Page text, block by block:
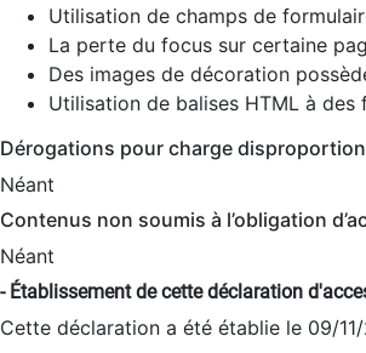
Utilisation de champs de
La perte du focus sur certaine
Des images de décoration
Utilisation de balises HTML à des
Dérogations pour charge
Néant
Contenus non soumis à l’obligation
Néant
- Établissement de cette déclaration
Cette déclaration a été établie le 09/